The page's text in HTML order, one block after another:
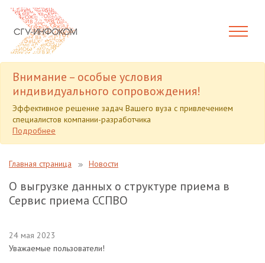
Внимание – особые условия
индивидуального сопровождения!
Эффективное решение задач Вашего вуза с привлечением
специалистов компании-разработчика
Подробнее
Главная страница Новости
О выгрузке данных о структуре приема в
Сервис приема ССПВО
24 мая 2023
Уважаемые пользователи!